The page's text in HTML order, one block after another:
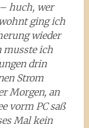
huch, wer
ging ich
wieder
musste ich
drin
Strom
Morgen, an
vorm PC saß
Mal kein